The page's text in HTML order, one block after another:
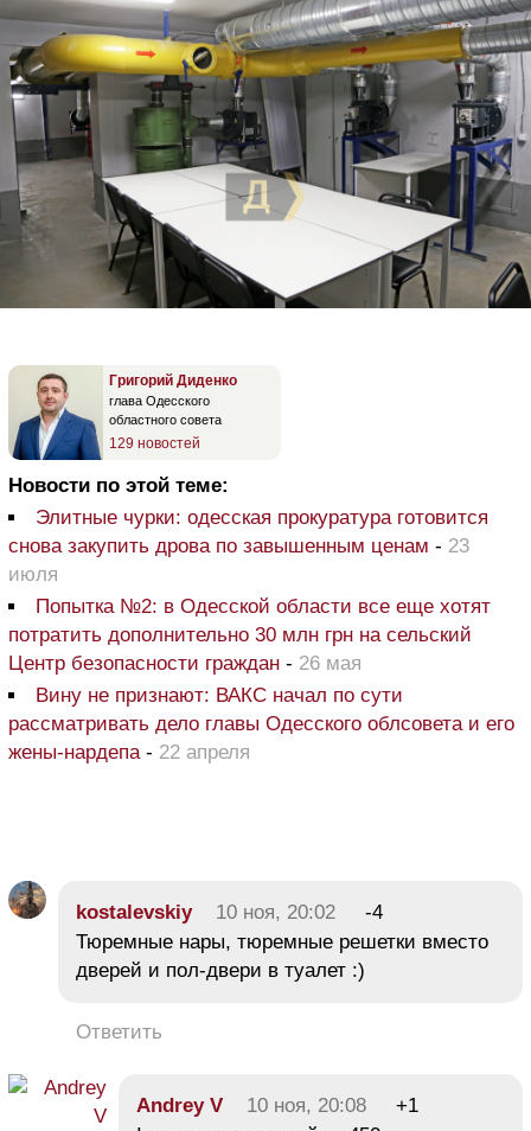
Григорий Диденко
глава Одесского
областного совета
129 новостей
Новости по этой теме:
Элитные чурки: одесская прокуратура готовится
снова закупить дрова по завышенным ценам - 23
июля
Попытка №2: в Одесской области все еще хотят
потратить дополнительно 30 млн грн на сельский
Центр безопасности граждан - 26 мая
Вину не признают: ВАКС начал по сути
рассматривать дело главы Одесского облсовета и его
жены-нардепа- 22 апреля
kostalevskiy 10 ноя, 20:02
-4
Тюремные нары, тюремные решетки вместо
дверей и пол-двери в туалет :)
Ответить
Andrey V 10 ноя, 20:08
+1